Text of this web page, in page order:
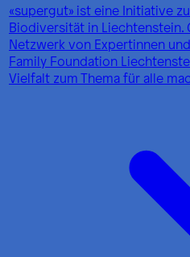
«supergut» ist eine Initiative
Biodiversität in Liechtenstein.
Netzwerk von Expertinnen
Family Foundation
Vielfalt zum Thema für alle